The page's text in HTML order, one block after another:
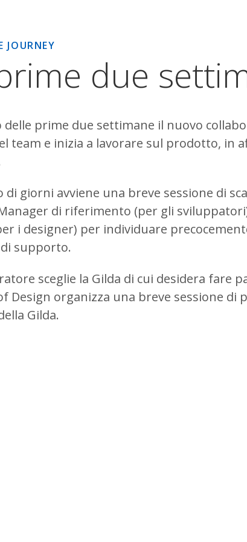
JOURNEY
due
delle prime due settimane il nuovo
team e inizia a lavorare sul prodotto, in
di giorni avviene una breve sessione di
di riferimento (per gli
i designer) per individuare
supporto.
sceglie la Gilda di cui desidera fare
Design organizza una breve sessione
Gilda.